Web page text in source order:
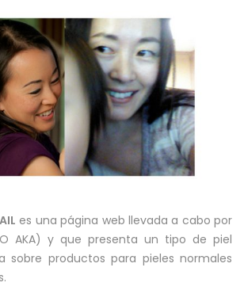
es una página web llevada a cabo por
AKA) y que presenta un tipo de piel
sobre productos para pieles normales